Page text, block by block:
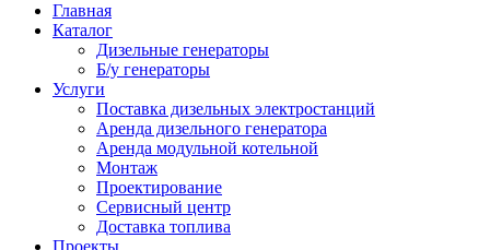
Главная
Каталог
Дизельные генераторы
Б/у генераторы
Услуги
Поставка дизельных электростанций
Аренда дизельного генератора
Аренда модульной котельной
Монтаж
Проектирование
Сервисный центр
Доставка топлива
Проекты